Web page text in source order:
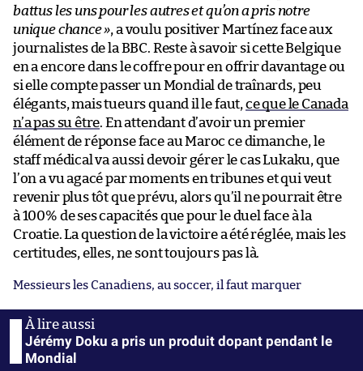
battus les uns pour les autres et qu’on a pris notre
unique chance », a voulu positiver Martínez face aux
journalistes de la BBC. Reste à savoir si cette Belgique
en a encore dans le coffre pour en offrir davantage ou
si elle compte passer un Mondial de traînards, peu
élégants, mais tueurs quand il le faut, ce que le Canada
n’a pas su être. En attendant d’avoir un premier
élément de réponse face au Maroc ce dimanche, le
staff médical va aussi devoir gérer le cas Lukaku, que
l’on a vu agacé par moments en tribunes et qui veut
revenir plus tôt que prévu, alors qu’il ne pourrait être
à 100% de ses capacités que pour le duel face à la
Croatie. La question de la victoire a été réglée, mais les
certitudes, elles, ne sont toujours pas là.
Messieurs les Canadiens, au soccer, il faut marquer
Jérémy Doku a pris un produit dopant pendant le
Mondial